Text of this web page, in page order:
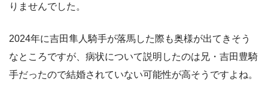
りませんでした。
2024年に吉田隼人騎手が落馬した際も奥様が出てきそう
なところですが、病状について説明したのは兄・吉田豊騎
手だったので結婚されていない可能性が高そうですよね。